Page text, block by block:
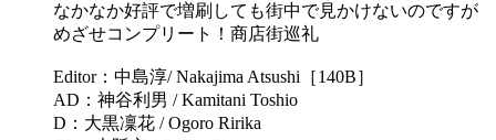
なかなか好評で増刷しても街中で見かけないのですが
めざせコンプリート！商店街巡礼
Editor：中島淳/ Nakajima Atsushi［140B］
AD：神谷利男 / Kamitani Toshio
D：大黒凜花 / Ogoro Ririka